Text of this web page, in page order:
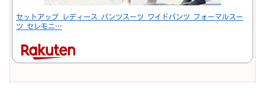
セットアップ レディース パンツスーツ ワイドパンツ フォーマルスー
ツ セレモニ…